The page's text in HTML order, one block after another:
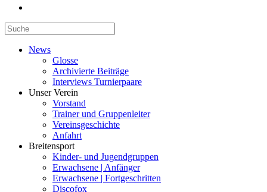
News
Glosse
Archivierte Beiträge
Interviews Turnierpaare
Unser Verein
Vorstand
Trainer und Gruppenleiter
Vereinsgeschichte
Anfahrt
Breitensport
Kinder- und Jugendgruppen
Erwachsene | Anfänger
Erwachsene | Fortgeschritten
Discofox